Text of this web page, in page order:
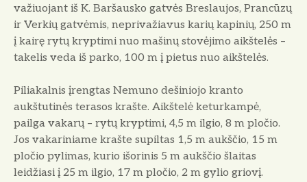
važiuojant iš K. Baršausko gatvės Breslaujos, Prancūzų
ir Verkių gatvėmis, neprivažiavus karių kapinių, 250 m
į kairę rytų kryptimi nuo mašinų stovėjimo aikštelės –
takelis veda iš parko, 100 m į pietus nuo aikštelės.
Piliakalnis įrengtas Nemuno dešiniojo kranto
aukštutinės terasos krašte. Aikštelė keturkampė,
pailga vakarų – rytų kryptimi, 4,5 m ilgio, 8 m pločio.
Jos vakariniame krašte supiltas 1,5 m aukščio, 15 m
pločio pylimas, kurio išorinis 5 m aukščio šlaitas
leidžiasi į 25 m ilgio, 17 m pločio, 2 m gylio griovį.